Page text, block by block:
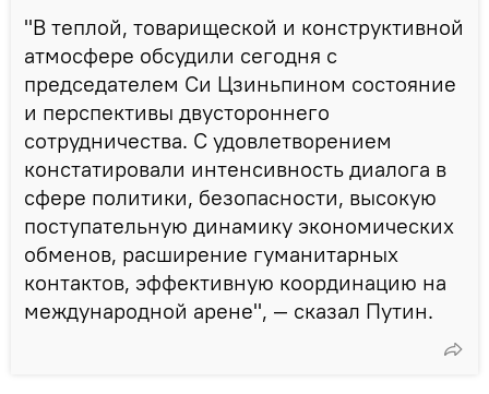
"В теплой, товарищеской и конструктивной
атмосфере обсудили сегодня с
председателем Си Цзиньпином состояние
и перспективы двустороннего
сотрудничества. С удовлетворением
констатировали интенсивность диалога в
сфере политики, безопасности, высокую
поступательную динамику экономических
обменов, расширение гуманитарных
контактов, эффективную координацию на
международной арене", — сказал Путин.